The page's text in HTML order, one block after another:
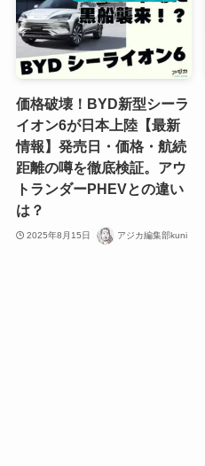
価格破壊！BYD新型シーラ
イオン6が日本上陸【最新
情報】発売日・価格・航続
距離の噂を徹底検証。アウ
トランダーPHEVとの違い
は？
2025年8月15日 アジカ編集部kuni